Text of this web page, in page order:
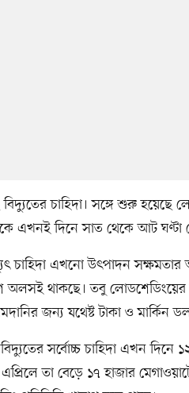
বিদ্যুতের চাহিদা। সঙ্গে শুরু
এখনই দিনে সাত থেকে আট ঘণ্টা
চাহিদা এখনো উৎপাদন সক্ষমতার
অলসই থাকছে। তবু লোডশেডিংয়ের
জন্য যথেষ্ট টাকা ও মার্কিন
সর্বোচ্চ চাহিদা এখন দিনে
তা বেড়ে ১৭ হাজার